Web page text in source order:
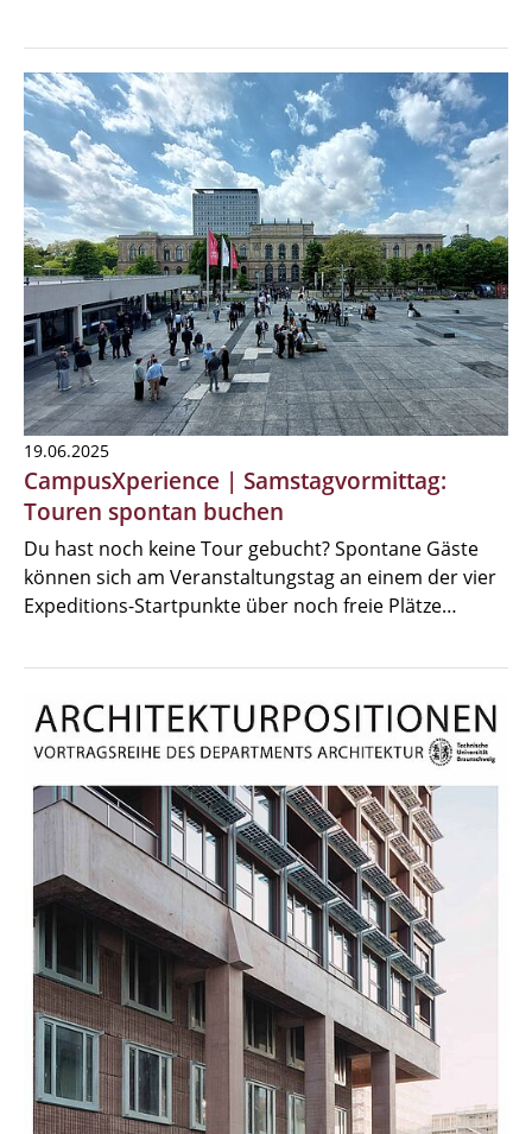
19.06.2025
CampusXperience | Samstagvormittag:
Touren spontan buchen
Du hast noch keine Tour gebucht? Spontane Gäste
können sich am Veranstaltungstag an einem der vier
Expeditions-Startpunkte über noch freie Plätze…